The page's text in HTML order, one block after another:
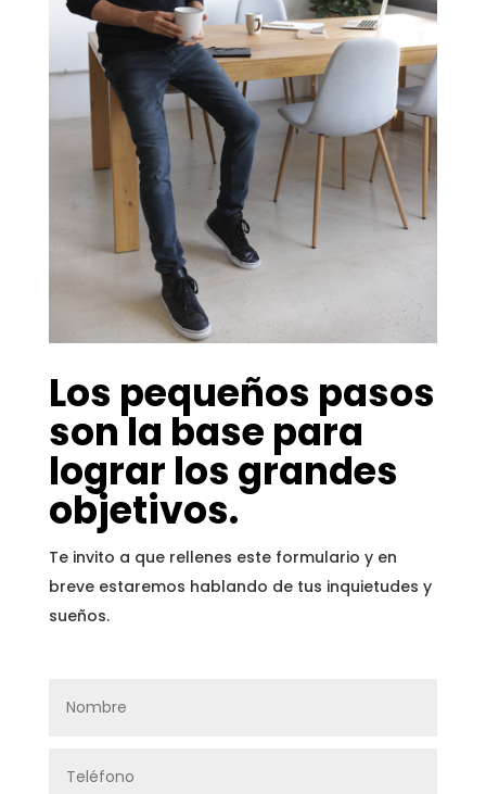
Los pequeños pasos
son la base para
lograr los grandes
objetivos.
Te invito a que rellenes este formulario y en
breve estaremos hablando de tus inquietudes y
sueños.